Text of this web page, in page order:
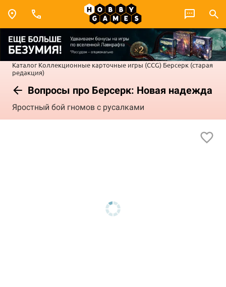
Каталог Коллекционные карточные игры (CCG) Берсерк (старая
редакция)
Вопросы про Берсерк: Новая надежда
Яростный бой гномов с русалками